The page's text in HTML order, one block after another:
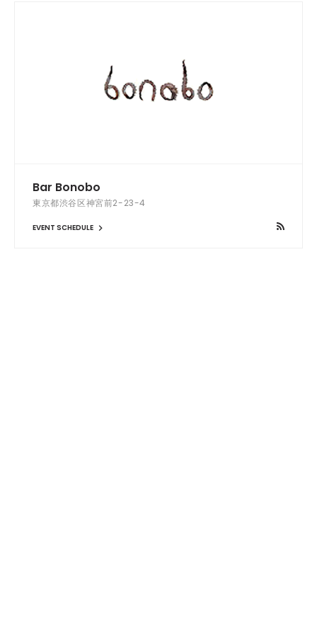
Bar Bonobo
東京都渋谷区神宮前2-23-4
EVENT SCHEDULE